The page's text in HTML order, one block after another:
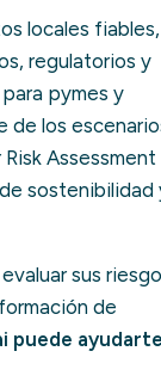
locales
regulatorios y
pymes y
de los
Assessment
sostenibilidad
sus
de
puede